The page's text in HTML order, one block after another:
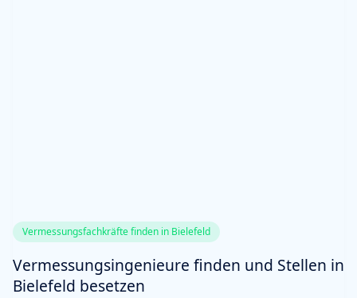
Vermessungsfachkräfte finden in Bielefeld
Vermessungsingenieure finden und Stellen in
Bielefeld besetzen